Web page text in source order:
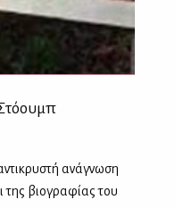
ανάγνωση
της βιογραφίας του